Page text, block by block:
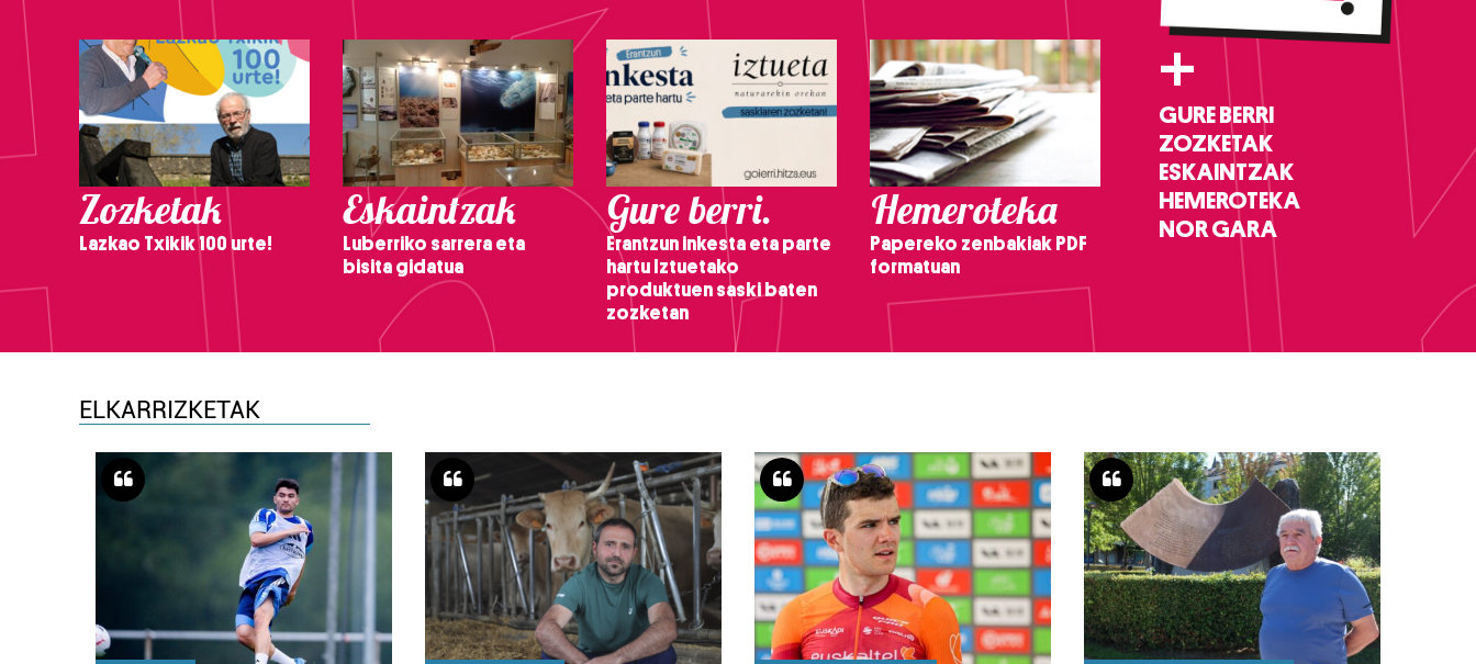
Zozketak
Lazkao Txikik 100 urte!
Eskaintzak
Luberriko sarrera eta
bisita gidatua
Gure berri.
Erantzun inkesta eta parte
hartu Iztuetako
produktuen saski baten
zozketan
Hemeroteka
Papereko zenbakiak PDF
formatuan
+
GURE BERRI
ZOZKETAK
ESKAINTZAK
HEMEROTEKA
NOR GARA
ELKARRIZKETAK